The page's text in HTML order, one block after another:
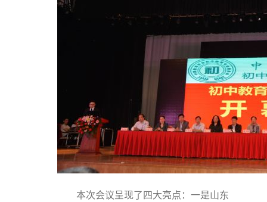
本次会议呈现了四大亮点：一是山东